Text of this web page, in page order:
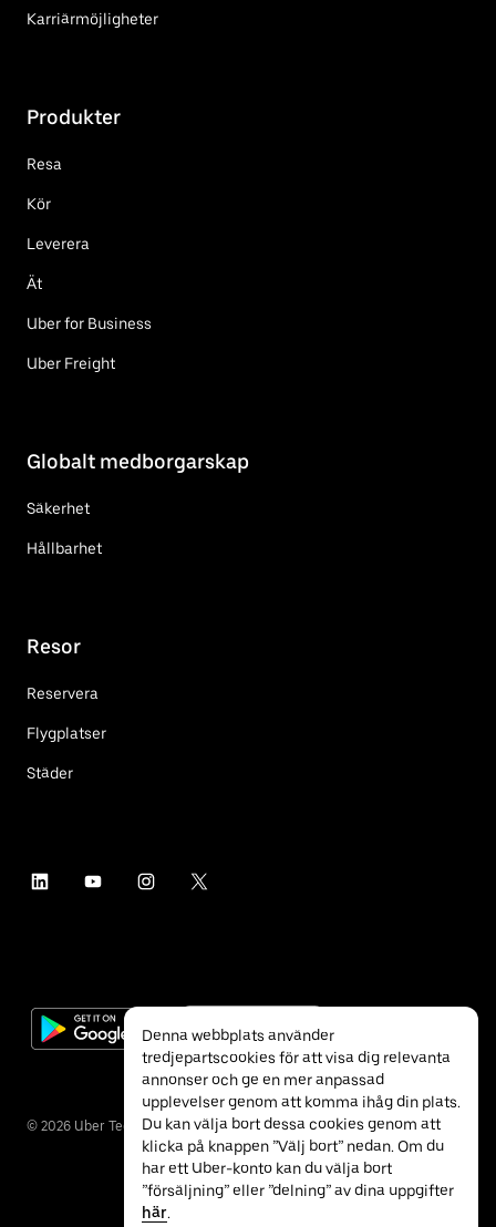
Karriärmöjligheter
Produkter
Resa
Kör
Leverera
Ät
Uber for Business
Uber Freight
Globalt medborgarskap
Säkerhet
Hållbarhet
Resor
Reservera
Flygplatser
Städer
© 2026 Uber Technologies Inc.
Denna webbplats använder
tredjepartscookies för att visa dig relevanta
annonser och ge en mer anpassad
upplevelser genom att komma ihåg din plats.
Du kan välja bort dessa cookies genom att
klicka på knappen ”Välj bort” nedan. Om du
har ett Uber-konto kan du välja bort
”försäljning” eller ”delning” av dina uppgifter
här.